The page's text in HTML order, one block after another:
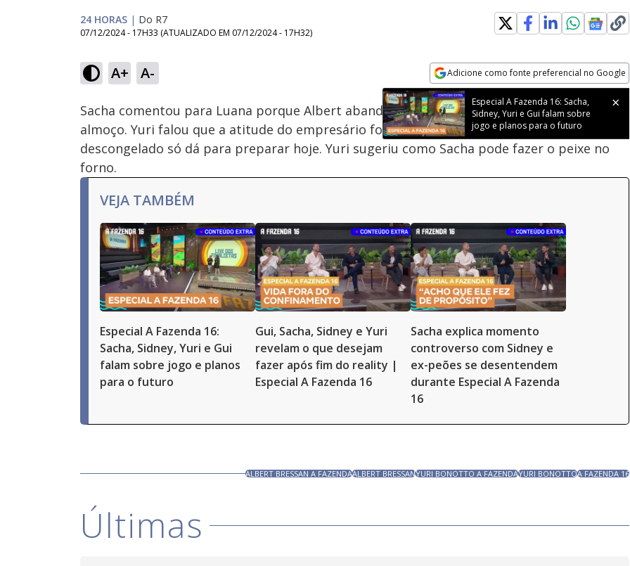
24 HORAS | Do R7
07/12/2024 - 17H33 (ATUALIZADO EM 07/12/2024 - 17H32)
A+ A- Adicione como fonte preferencial no Google
Opens in new window
Especial A Fazenda 16: Sacha,
Sidney, Yuri e Gui falam sobre
jogo e planos para o futuro
Ativar
Som
Velocidade
Sacha comentou para Luana porque Albert abandonou a comida e não quis preparar o
almoço. Yuri falou que a atitude do empresário foi infantil e que o peixe que foi
descongelado só dá para preparar hoje. Yuri sugeriu como Sacha pode fazer o peixe no
forno.
VEJA TAMBÉM
Especial A Fazenda 16:
Sacha, Sidney, Yuri e Gui
falam sobre jogo e planos
para o futuro
Gui, Sacha, Sidney e Yuri
revelam o que desejam
fazer após fim do reality |
Especial A Fazenda 16
Sacha explica momento
controverso com Sidney e
ex-peões se desentendem
durante Especial A Fazenda
16
ALBERT BRESSAN A FAZENDAALBERT BRESSANYURI BONOTTO A FAZENDAYURI BONOTTOA FAZENDA 16
Últimas